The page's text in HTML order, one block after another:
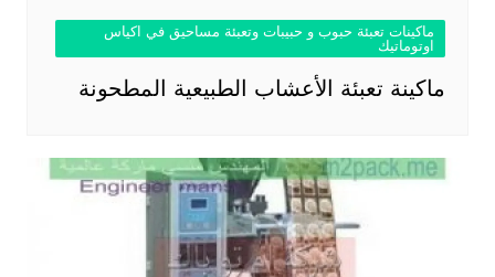
ماكينات تعبئة حبوب و حبيبات وتعبئة مساحيق في اكياس
اوتوماتيك
ماكينة تعبئة الأعشاب الطبيعية المطحونة